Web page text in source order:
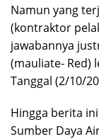
Namun yang
(kontraktor
jawabannya
(mauliate- Red)
Tanggal (2/10/
Hingga berita
Sumber Daya